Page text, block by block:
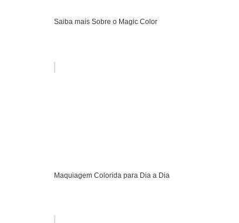
Saiba mais Sobre o Magic Color
Maquiagem Colorida para Dia a Dia